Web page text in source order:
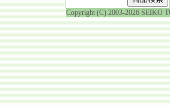
Copyright (C) 2003-2026 SEIKO